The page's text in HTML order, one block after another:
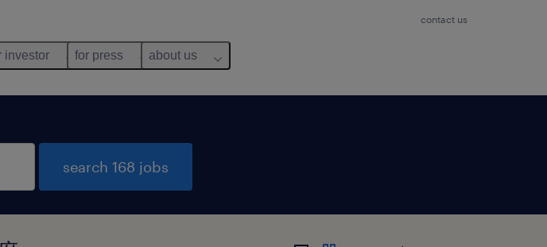
contact us
investor for press about us
search 168 jobs